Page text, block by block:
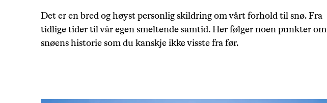
Det er en bred og høyst personlig skildring om vårt forhold til snø. Fra
tidlige tider til vår egen smeltende samtid. Her følger noen punkter om
snøens historie som du kanskje ikke visste fra før.